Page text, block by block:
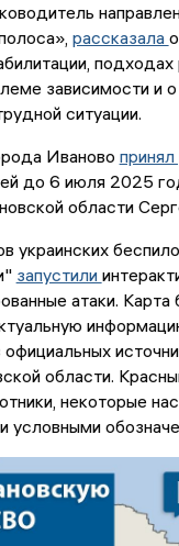
рассказала
подходах
зависимости и
ситуации.
Иваново
до 6 июля 2025
области
украинских
запустили
атаки. Карта
области.
некоторые